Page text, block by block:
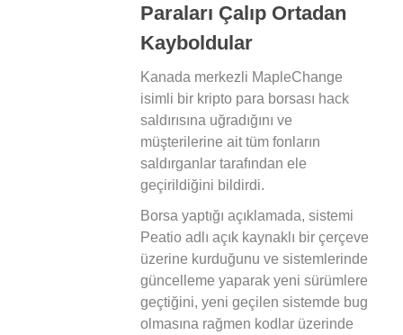
Paraları Çalıp Ortadan
Kayboldular
Kanada merkezli MapleChange
isimli bir kripto para borsası hack
saldırısına uğradığını ve
müşterilerine ait tüm fonların
saldırganlar tarafından ele
geçirildiğini bildirdi.
Borsa yaptığı açıklamada, sistemi
Peatio adlı açık kaynaklı bir çerçeve
üzerine kurduğunu ve sistemlerinde
güncelleme yaparak yeni sürümlere
geçtiğini, yeni geçilen sistemde bug
olmasına rağmen kodlar üzerinde